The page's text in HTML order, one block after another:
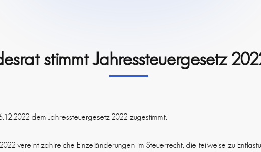
stimmt Jahressteuergesetz
dem Jahressteuergesetz 2022 zugestimmt.
vereint zahlreiche Einzeländerungen im Steuerrecht, die teilweise zu